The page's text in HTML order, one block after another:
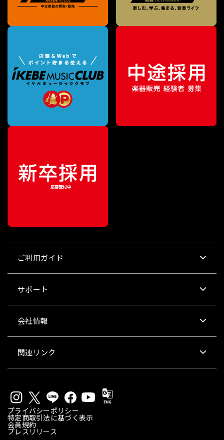
ご利用ガイド
サポート
会社情報
関連リンク
プライバシーポリシー
特定商取引法に基づく表示
会員規約
プレスリリース